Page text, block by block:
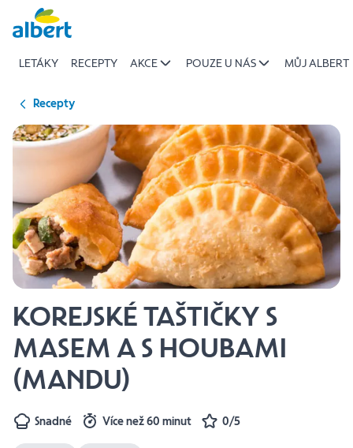
Přeskočit
LETÁKY RECEPTY AKCE POUZE U NÁS MŮJ ALBERT
Recepty
KOREJSKÉ TAŠTIČKY S
MASEM A S HOUBAMI
(MANDU)
Snadné Více než 60 minut 0/5